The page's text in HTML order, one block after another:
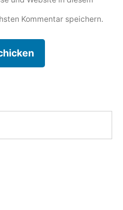
Kommentar speichern.